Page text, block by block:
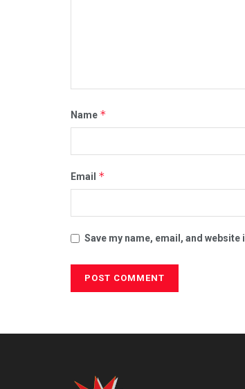
Name *
Email *
Save my name, email, and